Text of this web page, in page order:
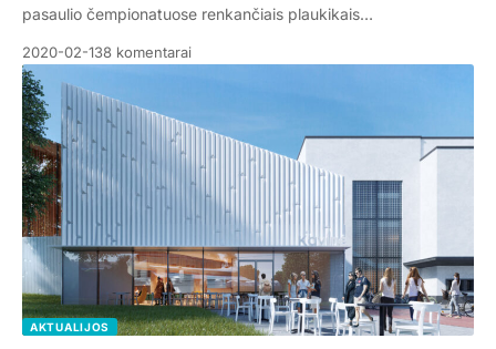
pasaulio čempionatuose renkančiais plaukikais…
2020-02-138 komentarai
AKTUALIJOS